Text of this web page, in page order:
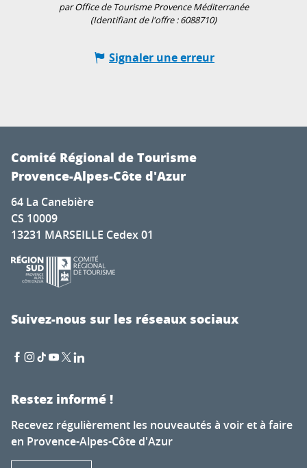
par Office de Tourisme Provence Méditerranée
(Identifiant de l'offre :6088710)
Signaler une erreur
Comité Régional de Tourisme
Provence-Alpes-Côte d'Azur
64 La Canebière
CS 10009
13231 MARSEILLE Cedex 01
Suivez-nous sur les réseaux sociaux
Restez informé !
Recevez régulièrement les nouveautés à voir et à faire
en Provence-Alpes-Côte d'Azur